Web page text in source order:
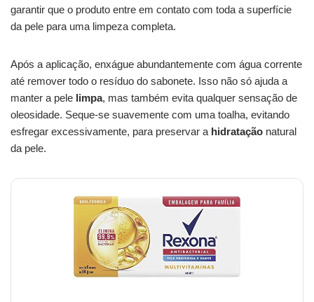
garantir que o produto entre em contato com toda a superfície
da pele para uma limpeza completa.
Após a aplicação, enxágue abundantemente com água corrente
até remover todo o resíduo do sabonete. Isso não só ajuda a
manter a pele limpa, mas também evita qualquer sensação de
oleosidade. Seque-se suavemente com uma toalha, evitando
esfregar excessivamente, para preservar a hidratação natural
da pele.